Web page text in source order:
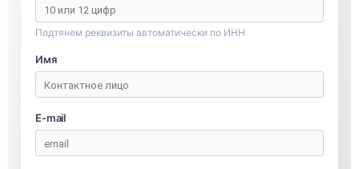
Подтянем реквизиты автоматически по ИНН
Имя
E-mail